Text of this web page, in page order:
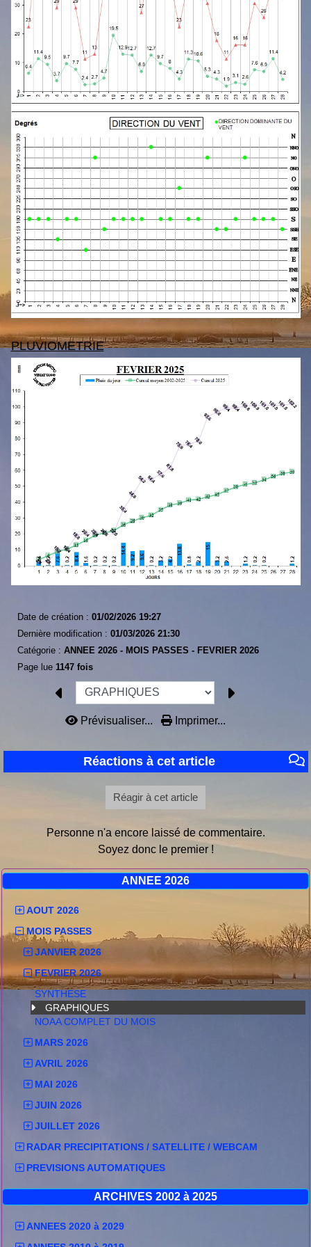
ANNEE 2026
AOUT 2026
MOIS PASSES
JANVIER 2026
FEVRIER 2026
SYNTHESE
GRAPHIQUES
NOAA COMPLET DU MOIS
MARS 2026
AVRIL 2026
MAI 2026
JUIN 2026
JUILLET 2026
RADAR PRECIPITATIONS / SATELLITE / WEBCAM
PREVISIONS AUTOMATIQUES
ARCHIVES 2002 à 2025
ANNEES 2020 à 2029
PLUVIOMETRIE
Date de création : 01/02/2026 19:27
Dernière modification : 01/03/2026 21:30
Catégorie : ANNEE 2026 - MOIS PASSES - FEVRIER 2026
Page lue 1147 fois
Prévisualiser... Imprimer...
Réactions à cet article
Réagir à cet article
Personne n'a encore laissé de commentaire.
Soyez donc le premier !